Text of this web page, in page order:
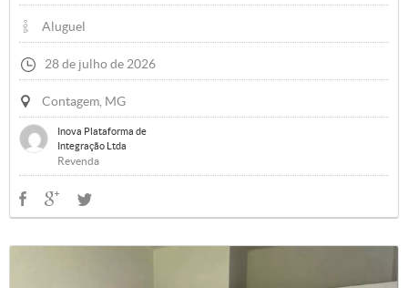
Aluguel
28 de julho de 2026
Contagem, MG
Inova Plataforma de
Integração Ltda
Revenda